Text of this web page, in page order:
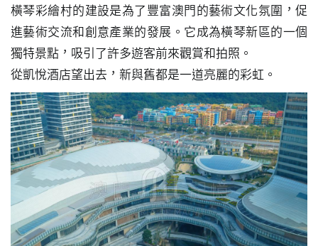
索
古
地
圖
媽
閣
寺
廟
巴
士
橫琴彩繪村的建設是為了豐富澳門的藝術文化氛圍，促
進藝術交流和創意產業的發展。它成為橫琴新區的一個
獨特景點，吸引了許多遊客前來觀賞和拍照。
從凱悅酒店望出去，新與舊都是一道亮麗的彩虹。